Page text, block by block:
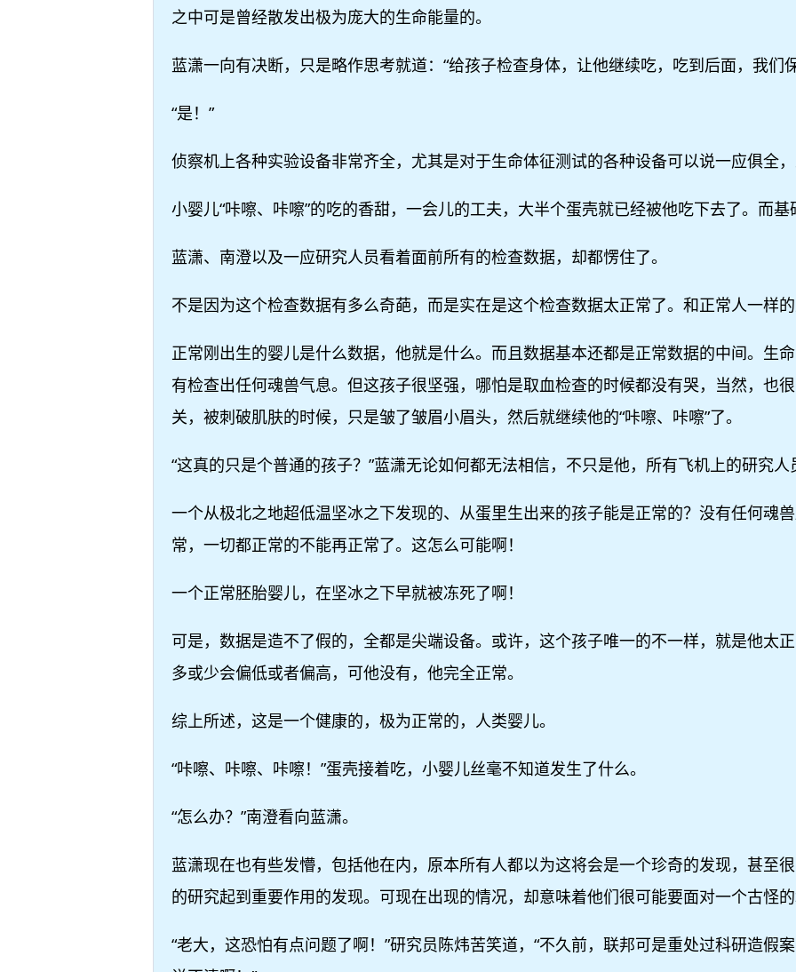
之中可是曾经散发出极为庞大的生命能量的。
蓝潇一向有决断，只是略作思考就道：“给孩子检查身体，让他继续吃，吃到后面，我们
“是！”
侦察机上各种实验设备非常齐全，尤其是对于生命体征测试的各种设备可以说一应俱全
小婴儿“咔嚓、咔嚓”的吃的香甜，一会儿的工夫，大半个蛋壳就已经被他吃下去了。而
蓝潇、南澄以及一应研究人员看着面前所有的检查数据，却都愣住了。
不是因为这个检查数据有多么奇葩，而是实在是这个检查数据太正常了。和正常人一样
正常刚出生的婴儿是什么数据，他就是什么。而且数据基本还都是正常数据的中间。生
有检查出任何魂兽气息。但这孩子很坚强，哪怕是取血检查的时候都没有哭，当然，也
关，被刺破肌肤的时候，只是皱了皱眉小眉头，然后就继续他的“咔嚓、咔嚓”了。
“这真的只是个普通的孩子？”蓝潇无论如何都无法相信，不只是他，所有飞机上的研究
一个从极北之地超低温坚冰之下发现的、从蛋里生出来的孩子能是正常的？没有任何魂
常，一切都正常的不能再正常了。这怎么可能啊！
一个正常胚胎婴儿，在坚冰之下早就被冻死了啊！
可是，数据是造不了假的，全都是尖端设备。或许，这个孩子唯一的不一样，就是他太
多或少会偏低或者偏高，可他没有，他完全正常。
综上所述，这是一个健康的，极为正常的，人类婴儿。
“咔嚓、咔嚓、咔嚓！”蛋壳接着吃，小婴儿丝毫不知道发生了什么。
“怎么办？”南澄看向蓝潇。
蓝潇现在也有些发懵，包括他在内，原本所有人都以为这将会是一个珍奇的发现，甚至
的研究起到重要作用的发现。可现在出现的情况，却意味着他们很可能要面对一个古怪
“老大，这恐怕有点问题了啊！”研究员陈炜苦笑道，“不久前，联邦可是重处过科研造假